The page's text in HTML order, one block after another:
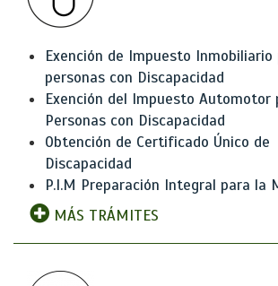
Exención de Impuesto Inmobiliario
personas con Discapacidad
Exención del Impuesto Automotor
Personas con Discapacidad
Obtención de Certificado Único de
Discapacidad
P.I.M Preparación Integral para la
MÁS TRÁMITES